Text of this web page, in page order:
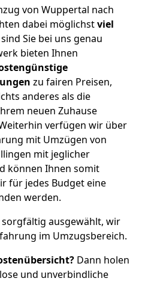
von Wuppertal nach
dabei möglichstviel
Sie bei uns genau
bieten Ihnen
zu fairen Preisen,
anderes als die
neuen Zuhause
verfügen wir über
mit Umzügen von
mit jeglicher
können Ihnen somit
für jedes Budget eine
werden.
sorgfältig ausgewählt, wir
im Umzugsbereich.
Dann holen
und unverbindliche